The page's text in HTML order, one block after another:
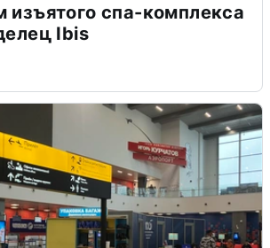
изъятого спа-комплекса
Ibis